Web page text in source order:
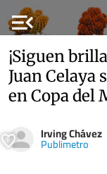
menu_open
¡Siguen
Juan Celaya
en Copa del
Irving Chávez
Publimetro